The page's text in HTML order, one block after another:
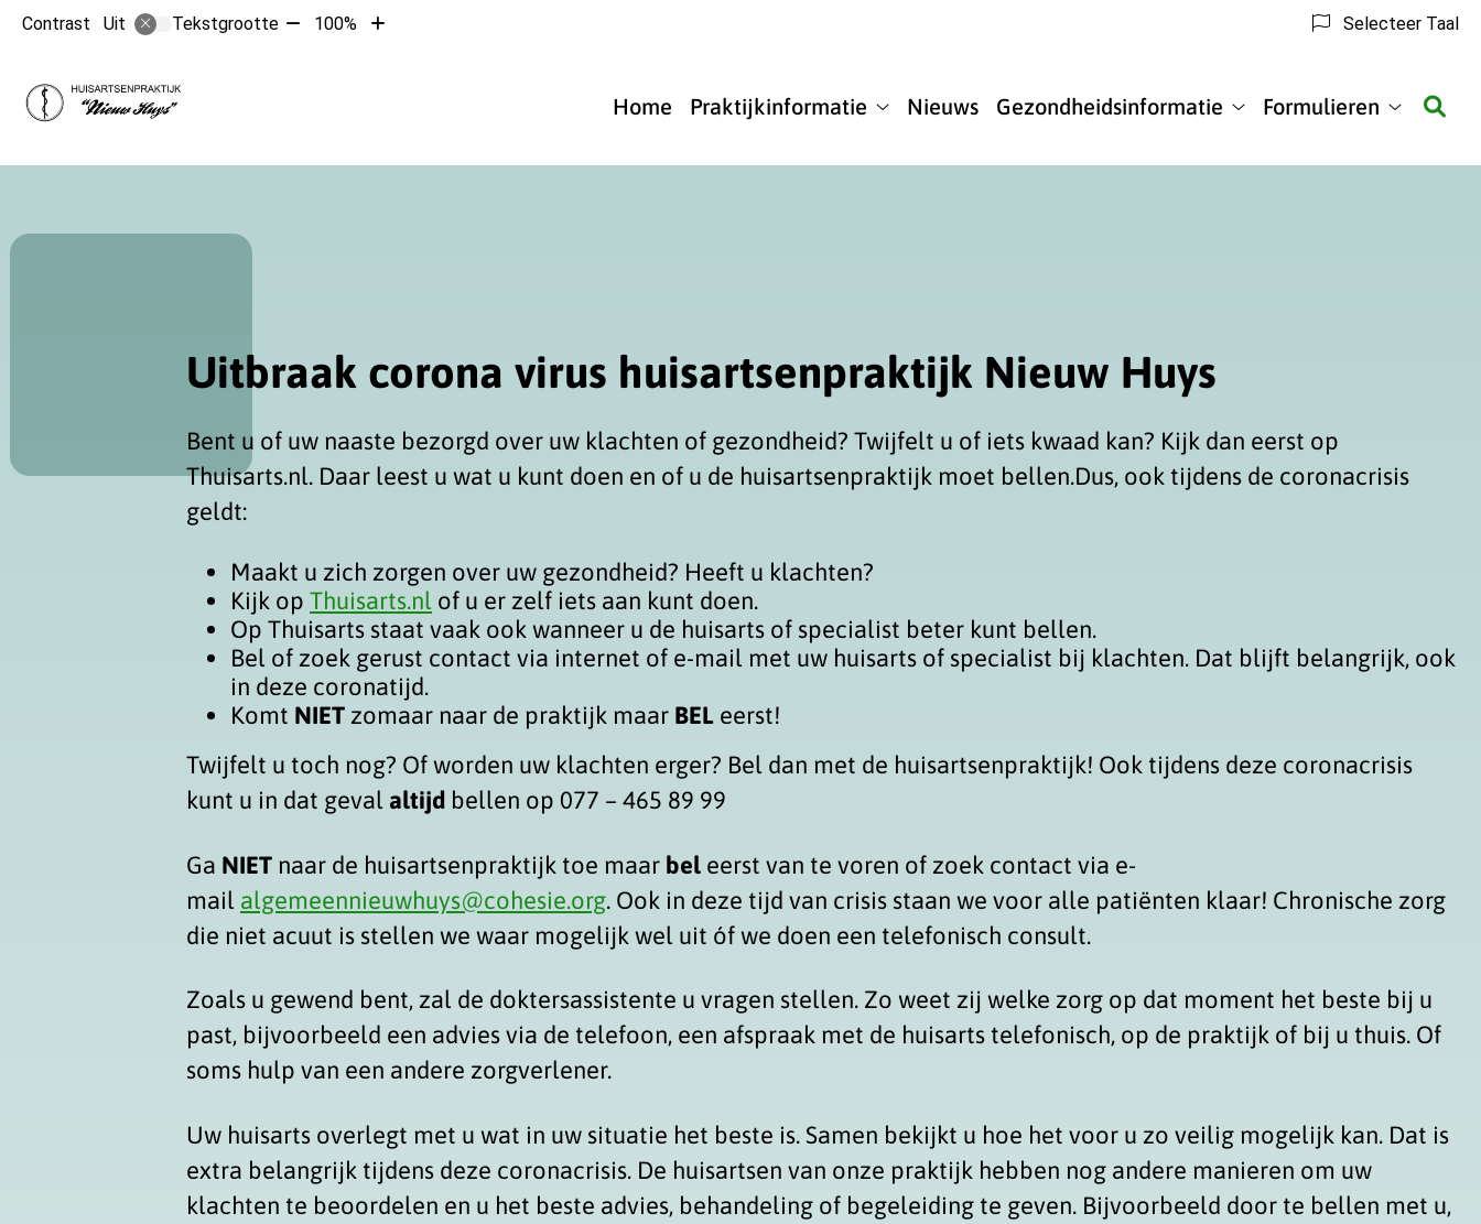
Contrast Uit Tekstgrootte Tekst100%
Tekst
Selecteer Taal
Home Praktijkinformatie Nieuws Gezondheidsinformatie Formulieren
Uitbraak corona virus huisartsenpraktijk Nieuw Huys
Bent u of uw naaste bezorgd over uw klachten of gezondheid? Twijfelt u of iets kwaad kan? Kijk dan eerst op
Thuisarts.nl. Daar leest u wat u kunt doen en of u de huisartsenpraktijk moet bellen.Dus, ook tijdens de coronacrisis
geldt:
Maakt u zich zorgen over uw gezondheid? Heeft u klachten?
Kijk op Thuisarts.nl of u er zelf iets aan kunt doen.
Op Thuisarts staat vaak ook wanneer u de huisarts of specialist beter kunt bellen.
Bel of zoek gerust contact via internet of e-mail met uw huisarts of specialist bij klachten. Dat blijft belangrijk, ook
in deze coronatijd.
Komt NIET zomaar naar de praktijk maar BEL eerst!
Twijfelt u toch nog? Of worden uw klachten erger? Bel dan met de huisartsenpraktijk! Ook tijdens deze coronacrisis
kunt u in dat geval altijd bellen op 077 – 465 89 99
Ga NIET naar de huisartsenpraktijk toe maar bel eerst van te voren of zoek contact via e-
mail algemeennieuwhuys@cohesie.org. Ook in deze tijd van crisis staan we voor alle patiënten klaar! Chronische zorg
die niet acuut is stellen we waar mogelijk wel uit óf we doen een telefonisch consult.
Zoals u gewend bent, zal de doktersassistente u vragen stellen. Zo weet zij welke zorg op dat moment het beste bij u
past, bijvoorbeeld een advies via de telefoon, een afspraak met de huisarts telefonisch, op de praktijk of bij u thuis. Of
soms hulp van een andere zorgverlener.
Uw huisarts overlegt met u wat in uw situatie het beste is. Samen bekijkt u hoe het voor u zo veilig mogelijk kan. Dat is
extra belangrijk tijdens deze coronacrisis. De huisartsen van onze praktijk hebben nog andere manieren om uw
klachten te beoordelen en u het beste advies, behandeling of begeleiding te geven. Bijvoorbeeld door te bellen met u,